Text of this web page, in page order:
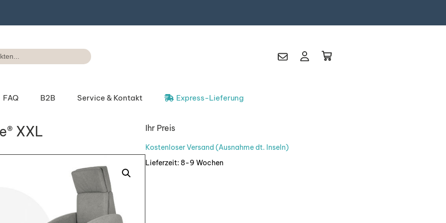
Funktionen
Modell-Vergleich
Bezugsmaterial
Schlaganfall
Demenz – Alzheimer
FAQ B2B Service & Kontakt
Showroom &
Probesitzen
Express
Ablauf
Express-Lieferung
XXL Ihr Preis
Kostenloser Versand (Ausnahme dt. Inseln)
Lieferzeit:8-9 Wochen